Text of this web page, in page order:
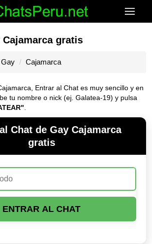
Cajamarca gratis
Gay Cajamarca
Entrar al Chat es muy sencillo y en
tu nombre o nick (ej. Galatea-19) y pulsa
Chat de Gay Cajamarca
gratis
ENTRAR AL CHAT